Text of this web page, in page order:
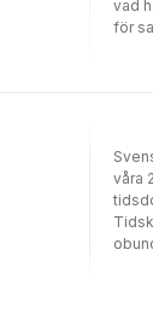
vad
för
våra